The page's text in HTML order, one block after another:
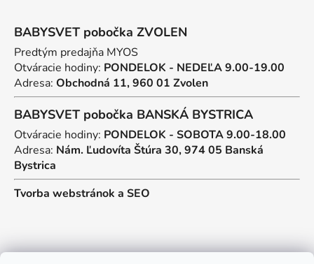
BABYSVET pobočka ZVOLEN
Predtým predajňa MYOS
Otváracie hodiny: PONDELOK - NEDEĽA 9.00-19.00
Adresa: Obchodná 11, 960 01 Zvolen
BABYSVET pobočka BANSKÁ BYSTRICA
Otváracie hodiny: PONDELOK - SOBOTA 9.00-18.00
Adresa: Nám. Ľudovíta Štúra 30, 974 05 Banská
Bystrica
Tvorba webstránok a SEO